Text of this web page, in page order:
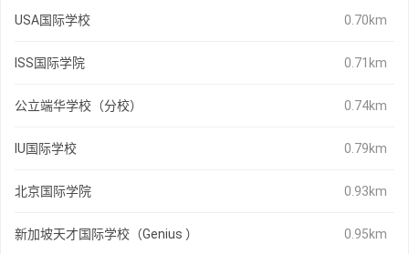
USA国际学校 0.70km
ISS国际学院 0.71km
公立端华学校（分校） 0.74km
IU国际学校 0.79km
北京国际学院 0.93km
新加坡天才国际学校（Genius ） 0.95km